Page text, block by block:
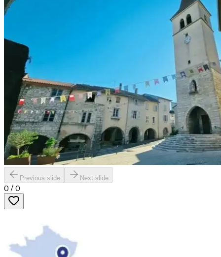
Previous slide Next slide
0 / 0